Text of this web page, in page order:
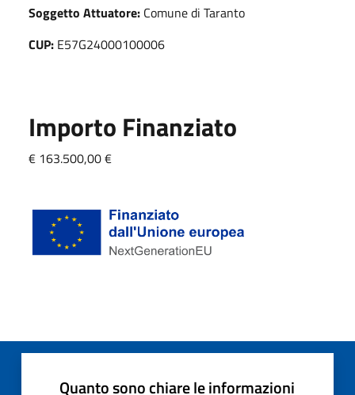
Soggetto Attuatore: Comune di Taranto
CUP: E57G24000100006
Importo Finanziato
€ 163.500,00 €
Quanto sono chiare le informazioni